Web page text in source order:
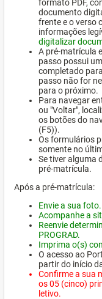
formato PDF,
documento
frente e o verso
informações
digitalizar
A pré-matrícula
passo possui
completado
passo não for
para o próximo.
Para navegar
ou "Voltar",
os botões do
(F5)).
Os formulários
somente no
Se tiver alguma
pré-matrícula.
Após a pré-matrícula:
Envie a sua foto.
Acompanhe a
Reenvie
PROGRAD.
Imprima o(s)
O acesso ao
partir do início
Confirme a sua
os 05 (cinco)
letivo.